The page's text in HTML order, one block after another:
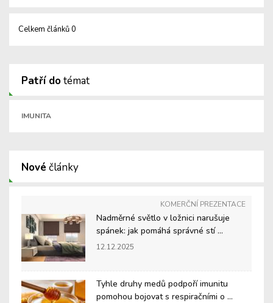
Celkem článků 0
Patří dotémat
IMUNITA
Nové články
KOMERČNÍ PREZENTACE
Nadměrné světlo v ložnici narušuje
spánek: jak pomáhá správné stí ...
12.12.2025
Tyhle druhy medů podpoří imunitu
pomohou bojovat s respiračními o ...